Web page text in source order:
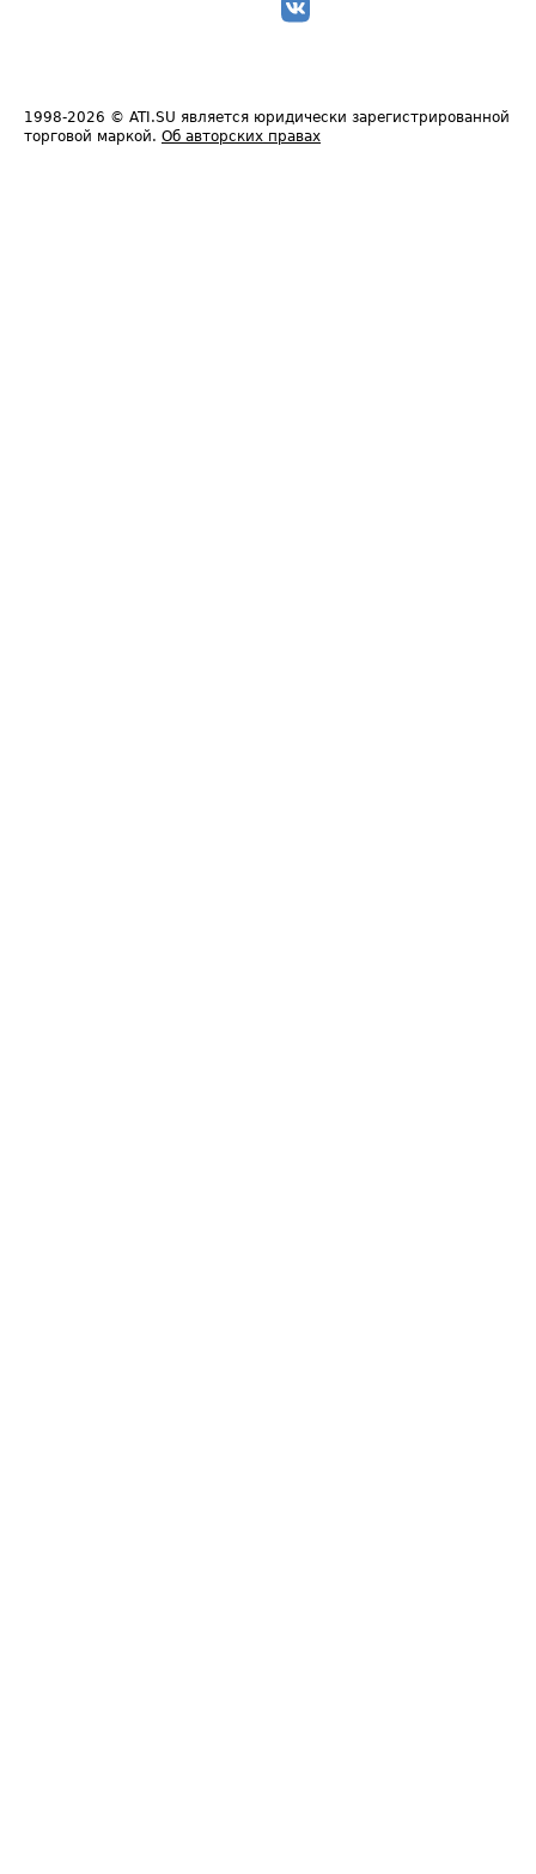
1998-2026 © ATI.SU является юридически зарегистрированной
торговой маркой. Об авторских правах